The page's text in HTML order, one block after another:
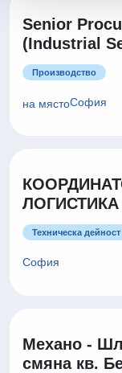
Senior
(Industrial
Производство
на мястоСофия
ЛОГИСТИКА
Техническа дейност
София
Механо -
смяна кв.